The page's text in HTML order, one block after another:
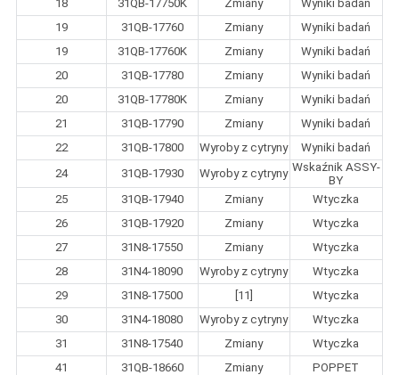
18 31QB-17750K Zmiany
Wyniki badań
19
31QB-17760 Zmiany
Wyniki badań
19
31QB-17760K Zmiany
Wyniki badań
20
31QB-17780 Zmiany
Wyniki badań
20
31QB-17780K Zmiany
Wyniki badań
21
31QB-17790 Zmiany
Wyniki badań
22
31QB-17800 Wyroby z cytryny
Wyniki badań
24
31QB-17930 Wyroby z cytryny Wskaźnik ASSY-
BY
25
31QB-17940 Zmiany
Wtyczka
26
31QB-17920 Zmiany
Wtyczka
27
31N8-17550 Zmiany
Wtyczka
28
31N4-18090 Wyroby z cytryny
Wtyczka
29
31N8-17500 [11]
Wtyczka
30
31N4-18080 Wyroby z cytryny
Wtyczka
31
31N8-17540 Zmiany
Wtyczka
41
31QB-18660 Zmiany
POPPET